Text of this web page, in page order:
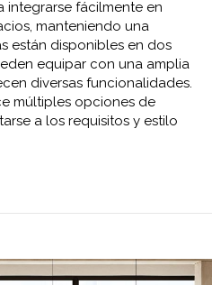
integrarse fácilmente en
manteniendo una
están disponibles en dos
equipar con una amplia
diversas funcionalidades.
múltiples opciones de
a los requisitos y estilo